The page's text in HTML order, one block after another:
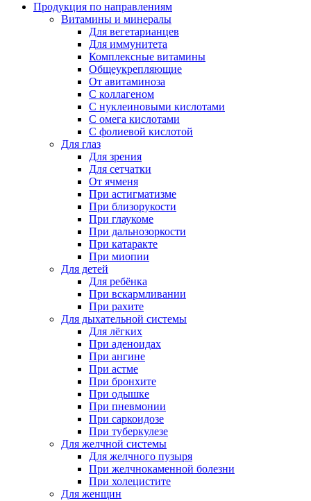
Продукция по направлениям
Витамины и минералы
Для вегетарианцев
Для иммунитета
Комплексные витамины
Общеукрепляющие
От авитаминоза
С коллагеном
С нуклеиновыми кислотами
С омега кислотами
С фолиевой кислотой
Для глаз
Для зрения
Для сетчатки
От ячменя
При астигматизме
При близорукости
При глаукоме
При дальнозоркости
При катаракте
При миопии
Для детей
Для ребёнка
При вскармливании
При рахите
Для дыхательной системы
Для лёгких
При аденоидах
При ангине
При астме
При бронхите
При одышке
При пневмонии
При саркоидозе
При туберкулезе
Для желчной системы
Для желчного пузыря
При желчнокаменной болезни
При холецистите
Для женщин